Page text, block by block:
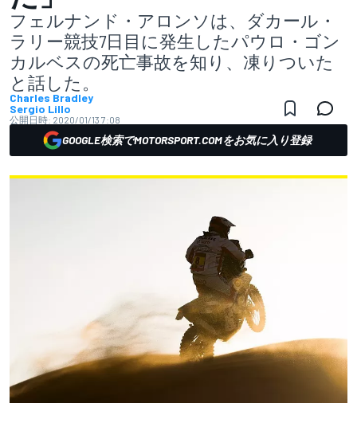
フェルナンド・アロンソは、ダカール・
ラリー競技7日目に発生したパウロ・ゴン
カルベスの死亡事故を知り、凍りついた
と話した。
Charles Bradley
Sergio Lillo
公開日時: 2020/01/13 7:08
GOOGLE検索でMOTORSPORT.COMをお気に入り登録